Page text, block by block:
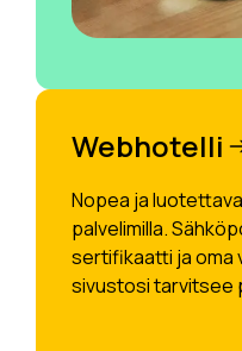
Webhotelli
Nopea ja
palvelimilla.
sertifikaatti ja oma
sivustosi tarvitsee